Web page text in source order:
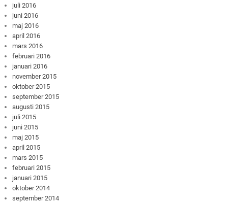
juli 2016
juni 2016
maj 2016
april 2016
mars 2016
februari 2016
januari 2016
november 2015
oktober 2015
september 2015
augusti 2015
juli 2015
juni 2015
maj 2015
april 2015
mars 2015
februari 2015
januari 2015
oktober 2014
september 2014